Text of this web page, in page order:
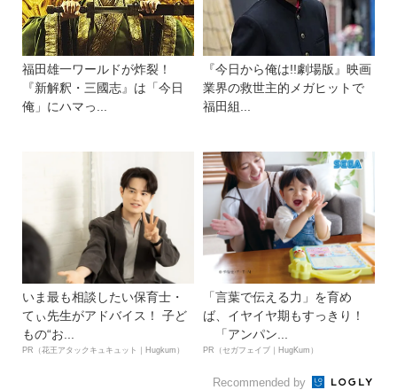
福田雄一ワールドが炸裂！
『新解釈・三國志』は「今日
俺」にハマっ...
『今日から俺は!!劇場版』映画
業界の救世主的メガヒットで
福田組...
いま最も相談したい保育士・
てぃ先生がアドバイス！ 子ど
もの“お...
PR（花王アタックキュキュット｜Hugkum）
「言葉で伝える力」を育め
ば、イヤイヤ期もすっきり！
「アンパン...
PR（セガフェイブ｜HugKum）
Recommended by